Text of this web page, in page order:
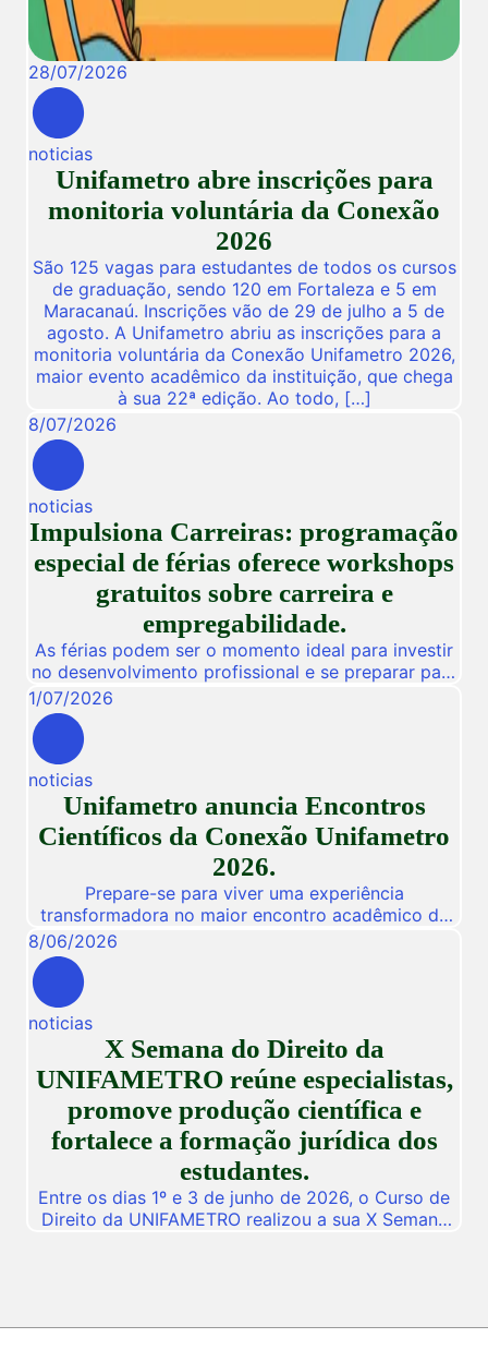
28/07/2026
noticias
Unifametro abre inscrições para
monitoria voluntária da Conexão
2026
São 125 vagas para estudantes de todos os cursos
de graduação, sendo 120 em Fortaleza e 5 em
Maracanaú. Inscrições vão de 29 de julho a 5 de
agosto. A Unifametro abriu as inscrições para a
monitoria voluntária da Conexão Unifametro 2026,
maior evento acadêmico da instituição, que chega
à sua 22ª edição. Ao todo, […]
8/07/2026
noticias
Impulsiona Carreiras: programação
especial de férias oferece workshops
gratuitos sobre carreira e
empregabilidade.
As férias podem ser o momento ideal para investir
no desenvolvimento profissional e se preparar para
novas oportunidades no mercado de trabalho.
Pensando nisso, a Unifametro Carreiras promoverá,
de 27 a 31 de julho, o Impulsiona Carreiras, uma
programação especial de férias composta por
workshops online e gratuitos voltados para alunos,
egressos e público interessado. […]
1/07/2026
noticias
Unifametro anuncia Encontros
Científicos da Conexão Unifametro
2026.
Prepare-se para viver uma experiência
transformadora no maior encontro acadêmico da
nossa instituição! De 03 a 05 de Novembro de
2026, a Unifametro abre suas portas para a
Conexão Unifametro 2026, um evento presencial
dedicado a fomentar a inovação, a troca de
vivências profissionais e a disseminação de
descobertas científicas. Com o propósito central
de […]
8/06/2026
noticias
X Semana do Direito da
UNIFAMETRO reúne especialistas,
promove produção científica e
fortalece a formação jurídica dos
estudantes.
Entre os dias 1º e 3 de junho de 2026, o Curso de
Direito da UNIFAMETRO realizou a sua X Semana
professores, profissionais do Direito e convidados